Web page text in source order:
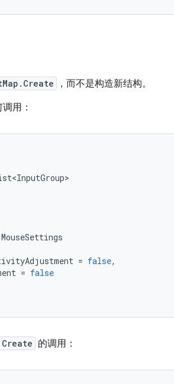
，而不是构造新结构。
用：
MouseSettings
= false,
= false
的调用：